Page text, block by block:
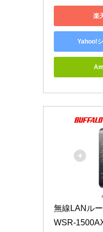
楽
Yahoo!
無線LANル
WSR-